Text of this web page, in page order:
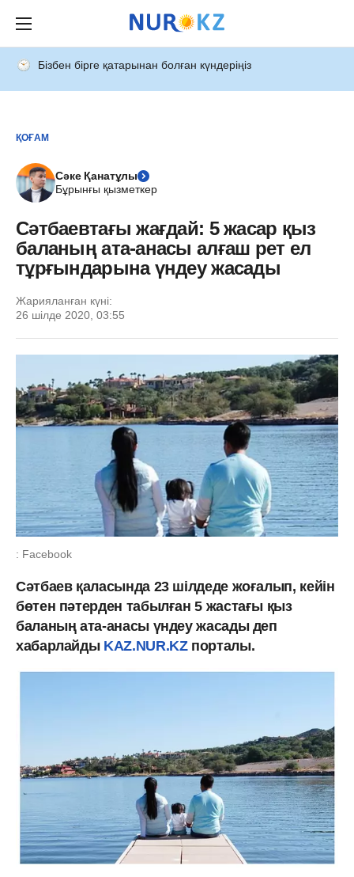
Бізбен бірге қатарынан болған күндеріңіз
ҚОҒАМ
Сәке Қанатұлы
Бұрынғы қызметкер
Сәтбаевтағы жағдай: 5 жасар қыз
баланың ата-анасы алғаш рет ел
тұрғындарына үндеу жасады
Жарияланған күні:
26 шілде 2020, 03:55
: Facebook
Сәтбаев қаласында 23 шілдеде жоғалып, кейін
бөтен пәтерден табылған 5 жастағы қыз
баланың ата-анасы үндеу жасады деп
хабарлайды KAZ.NUR.KZпорталы.